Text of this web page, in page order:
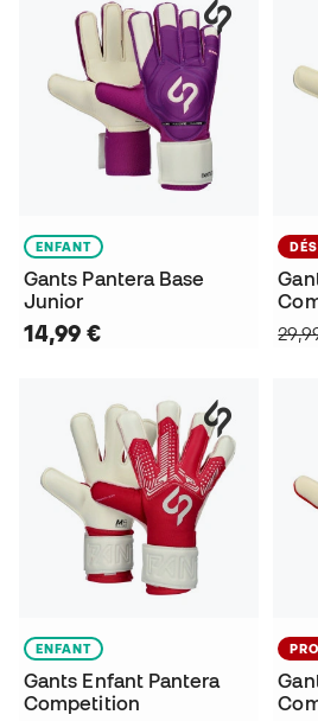
ENFANT
Gants Pantera Base
Junior
14,99 €
ENFANT
Gants Enfant Pantera
Competition